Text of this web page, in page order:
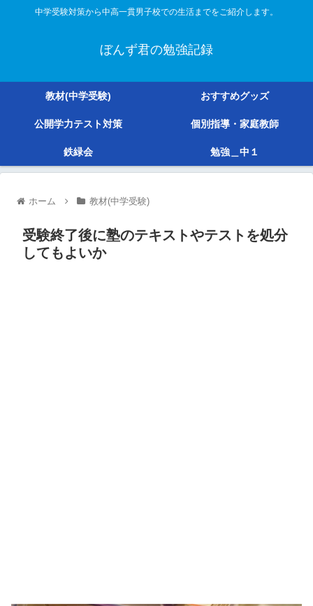
中学受験対策から中高一貫男子校での生活までをご紹介します。
ぼんず君の勉強記録
教材(中学受験) おすすめグッズ
公開学力テスト対策 個別指導・家庭教師
鉄緑会 勉強＿中１
ホーム 教材(中学受験)
受験終了後に塾のテキストやテストを処分
してもよいか